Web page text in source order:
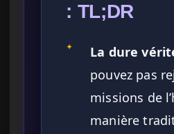
: TL;DR
✦ La dure
pouvez pas
missions de
manière